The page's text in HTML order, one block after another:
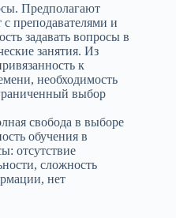
Предполагают
преподавателями и
задавать вопросы в
занятия. Из
к
необходимость
выбор
свобода в выборе
обучения в
отсутствие
сложность
нет